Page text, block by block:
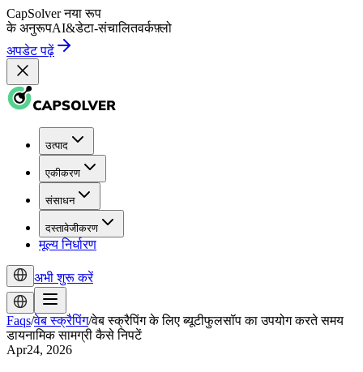
CapSolver नया रूप
के अनुरूपAI&डेटा-संचालितवर्कफ़्लो
अपडेट पढ़ें
उत्पाद
एकीकरण
संसाधन
दस्तावेजीकरण
मूल्य निर्धारण
अभी शुरू करें
Faqs/वेब स्क्रैपिंग/वेब स्क्रैपिंग के लिए ब्यूटीफुलसॉप का उपयोग करते समय
डायनामिक सामग्री कैसे निपटें
Apr24, 2026